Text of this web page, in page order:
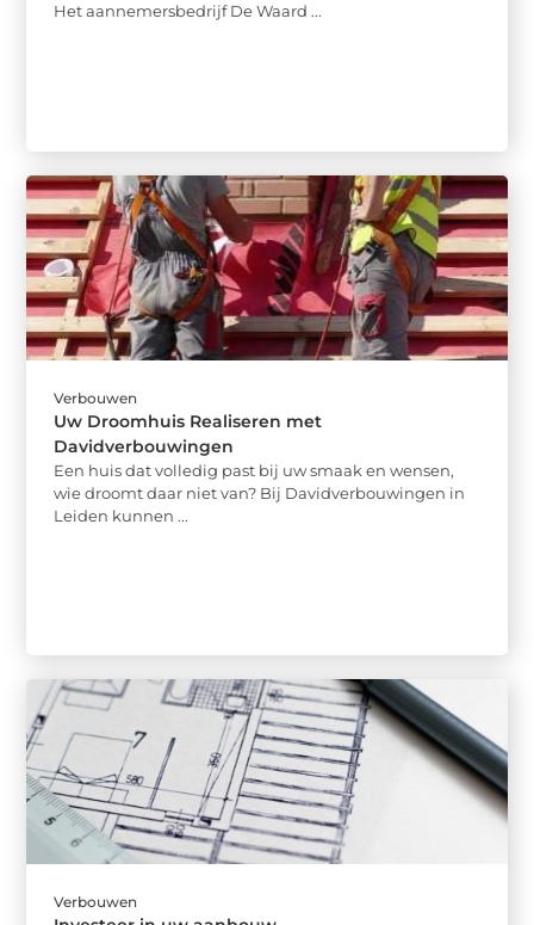
Het aannemersbedrijf De Waard ...
Verbouwen
Uw Droomhuis Realiseren met
Davidverbouwingen
Een huis dat volledig past bij uw smaak en wensen,
wie droomt daar niet van? Bij Davidverbouwingen in
Leiden kunnen ...
Verbouwen